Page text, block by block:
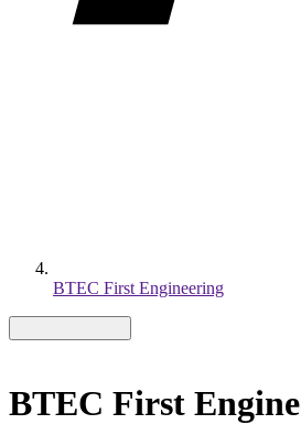
BTEC First Engineering
BTEC First